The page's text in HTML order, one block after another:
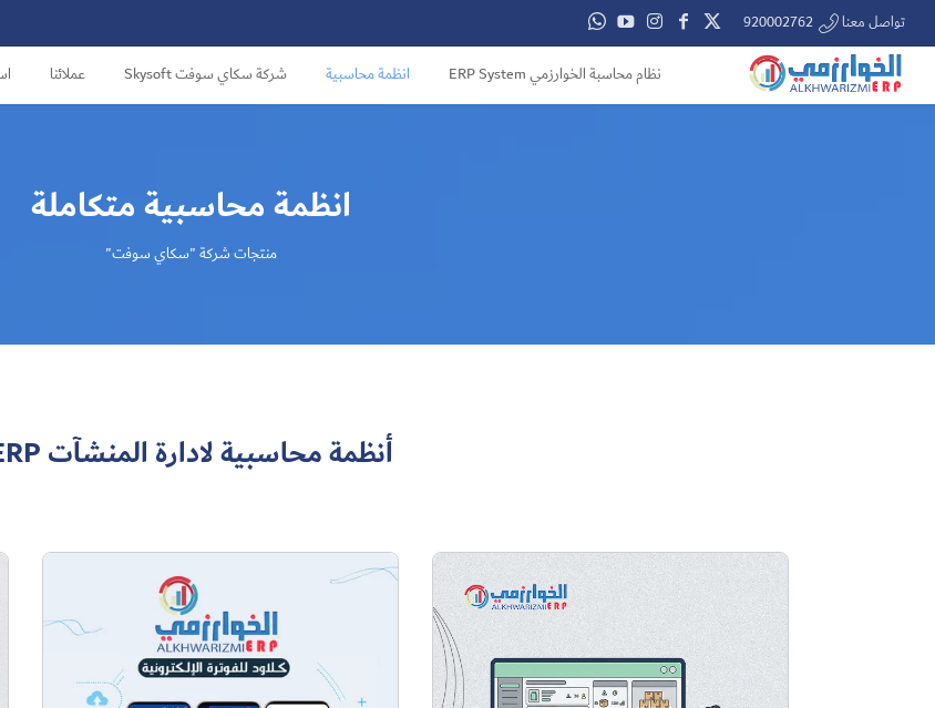
تواصل معنا 920002762
نظام محاسبة الخوارزمي ERP System انظمة محاسبية شركة سكاي سوفت Skysoft عملائنا
انظمة محاسبية متكاملة
منتجات شركة "سكاي سوفت"
أنظمة محاسبية لادارة المنشآت ERP